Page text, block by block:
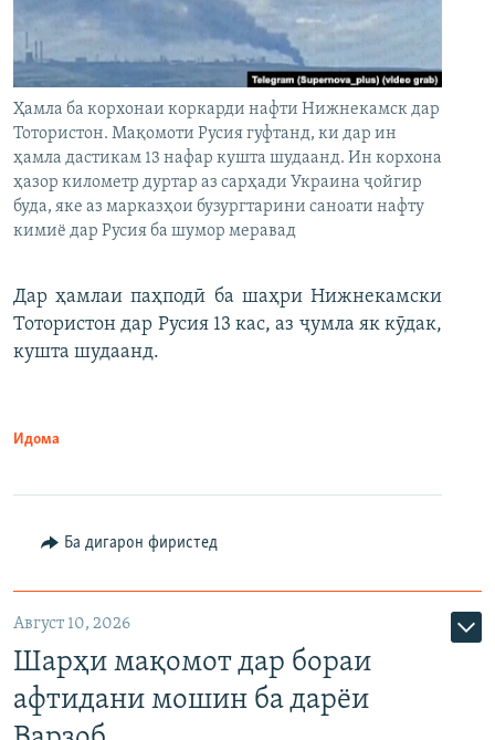
Ҳамла ба корхонаи коркарди нафти Нижнекамск дар
Тотористон. Мақомоти Русия гуфтанд, ки дар ин
ҳамла дастикам 13 нафар кушта шудаанд. Ин корхона
ҳазор километр дуртар аз сарҳади Украина ҷойгир
буда, яке аз марказҳои бузургтарини саноати нафту
кимиё дар Русия ба шумор меравад
Дар ҳамлаи паҳподӣ ба шаҳри Нижнекамски
Тотористон дар Русия 13 кас, аз ҷумла як кӯдак,
кушта шудаанд.
Идома
Ба дигарон фиристед
Август 10, 2026
Шарҳи мақомот дар бораи
афтидани мошин ба дарёи